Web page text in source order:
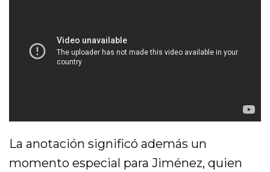
La anotación significó además un
momento especial para Jiménez, quien